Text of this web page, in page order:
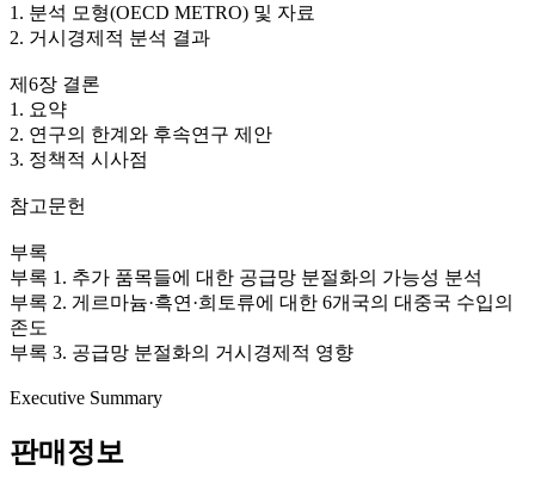
1. 분석 모형(OECD METRO) 및 자료
2. 거시경제적 분석 결과
제6장 결론
1. 요약
2. 연구의 한계와 후속연구 제안
3. 정책적 시사점
참고문헌
부록
부록 1. 추가 품목들에 대한 공급망 분절화의 가능성 분석
부록 2. 게르마늄·흑연·희토류에 대한 6개국의 대중국 수입의
존도
부록 3. 공급망 분절화의 거시경제적 영향
Executive Summary
판매정보